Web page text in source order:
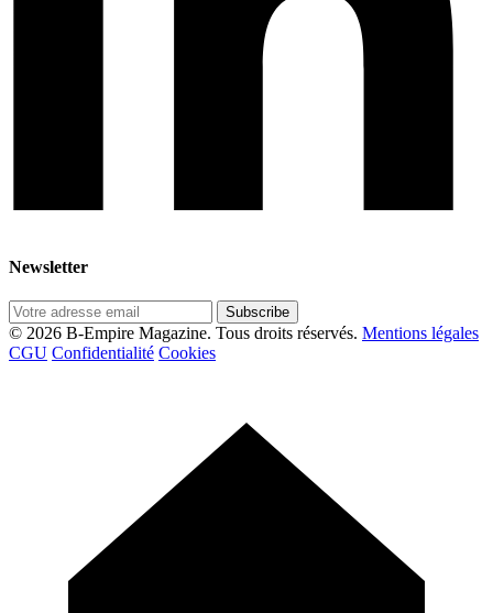
Newsletter
Subscribe
© 2026 B-Empire Magazine. Tous droits réservés. Mentions légales
CGU Confidentialité Cookies